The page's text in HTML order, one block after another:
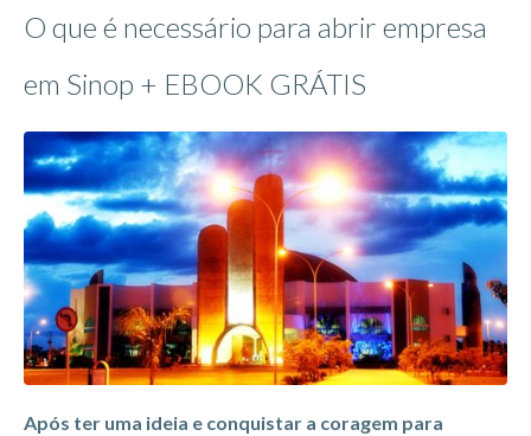
O que é necessário para abrir empresa
em Sinop + EBOOK GRÁTIS
Após ter uma ideia e conquistar a coragem para